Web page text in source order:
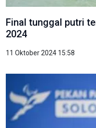
Final tunggal putri
2024
11 Oktober 2024 15:58